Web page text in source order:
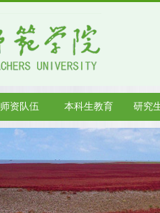
师资队伍 本科生教育 研究